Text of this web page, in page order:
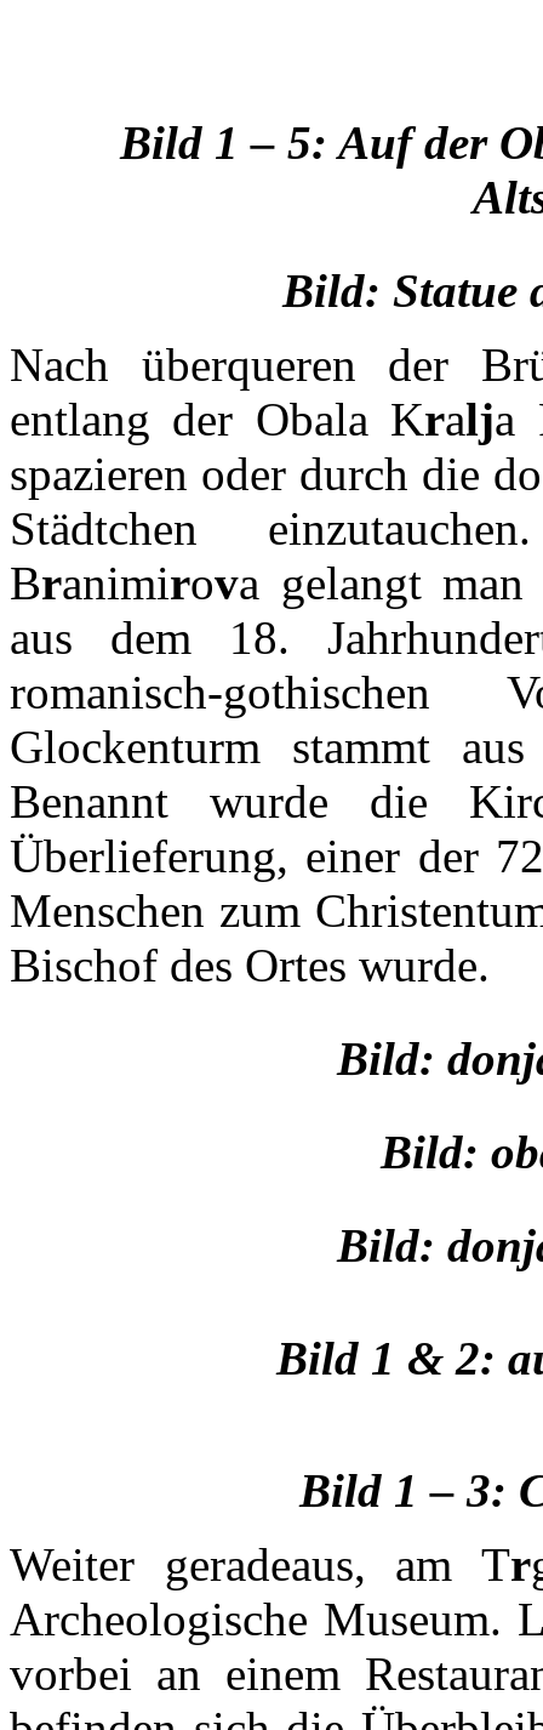
Bild 1 – 5: Auf der
Bild: Statue
Nach überqueren der
entlang der Obala Kralja
spazieren oder durch die do
Städtchen
Branimirova gelangt
aus dem 18.
romanisch-gothischen
Glockenturm stammt
Benannt wurde die
Überlieferung, einer der
Menschen zum
Bischof des Ortes wurde.
Bild:
Bild:
Bild:
Bild 1 & 2:
Bild 1 – 3:
Weiter geradeaus, am Tr
Archeologische Museum.
vorbei an einem